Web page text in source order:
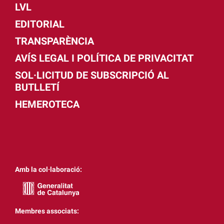
LVL
EDITORIAL
TRANSPARÈNCIA
AVÍS LEGAL I POLÍTICA DE PRIVACITAT
SOL·LICITUD DE SUBSCRIPCIÓ AL
BUTLLETÍ
HEMEROTECA
Amb la col·laboració:
Membres associats: